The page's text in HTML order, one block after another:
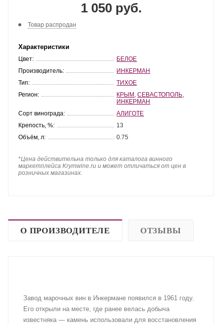
1 050 руб.
Товар распродан
Характеристики
Цвет:
БЕЛОЕ
Производитель:
ИНКЕРМАН
Тип:
ТИХОЕ
Регион:
КРЫМ ,СЕВАСТОПОЛЬ
ИНКЕРМАН
Сорт винограда:
АЛИГОТЕ
Крепость, %:
13
Объём, л:
0.75
*Цена действительна только для каталога винного
маркетплейса Krymwine.ru и может отличаться от цен в
розничных магазинах.
О ПРОИЗВОДИТЕЛЕ ОТЗЫВЫ
Завод марочных вин в Инкермане появился в 1961 году.
Его открыли на месте, где ранее велась добыча
известняка — камень использовали для восстановления